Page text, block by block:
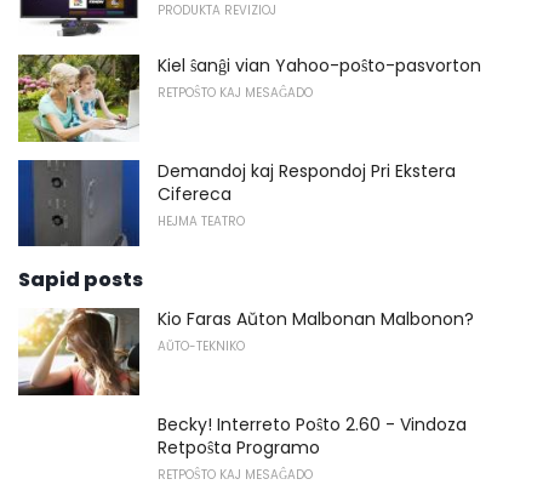
PRODUKTA REVIZIOJ
Kiel ŝanĝi vian Yahoo-poŝto-pasvorton
RETPOŜTO KAJ MESAĜADO
Demandoj kaj Respondoj Pri Ekstera
Cifereca
HEJMA TEATRO
Sapid posts
Kio Faras Aŭton Malbonan Malbonon?
AŬTO-TEKNIKO
Becky! Interreto Poŝto 2.60 - Vindoza
Retpoŝta Programo
RETPOŜTO KAJ MESAĜADO